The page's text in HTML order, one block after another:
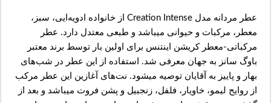
عطر مردانه مدل Creation Intense از خانواده ادویه‌ایی، سبز،
معطر، مرکبات و حیوانی میباشد و طبعی معتدل دارد. عطر
مرکباتی-معطر کریشن اینتنس برای اولین بار توسط برند معتبر
باوگ سانز به جهان معرفی شد. استفاده از این عطر در شب‌های
بهار و پاییز به آقایان توصیه میشود. نت‌‌های آغازین این عطر مرکب
از روایح لیمو، خاویار، فلفل، زنجبیل و پشن فروت میباشد و بعد از